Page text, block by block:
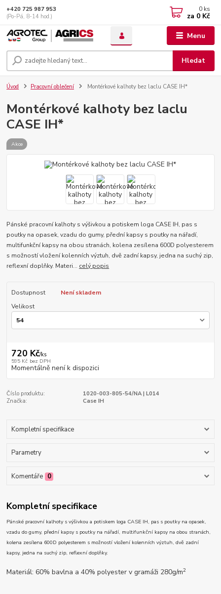
Menu
Hledat
+420 725 987 953
(Po-Pá, 8-14 hod.)
0 ks
za 0 Kč
Úvod Pracovní oblečení Montérkové kalhoty bez laclu CASE IH*
Montérkové kalhoty bez laclu
CASE IH*
Akce
Pánské pracovní kalhoty s výšivkou a potiskem loga CASE IH, pas s
poutky na opasek, vzadu do gumy, přední kapsy s poutky na nářadí,
multifunkční kapsy na obou stranách, kolena zesílena 600D polyesterem
s možností vložení kolenních výztuh, dvě zadní kapsy, jedna na suchý zip,
reflexní doplňky. Materi... celý popis
Dostupnost
Není skladem
Velikost
720 Kč/ks
595 Kč bez DPH
Momentálně není k dispozici
Číslo produktu:
1020-003-805-54/NA | L014
Značka:
Case IH
Kompletní specifikace
Parametry
Komentáře 0
Kompletní specifikace
Pánské pracovní kalhoty s výšivkou a potiskem loga CASE IH, pas s poutky na opasek,
vzadu do gumy, přední kapsy s poutky na nářadí, multifunkční kapsy na obou stranách,
kolena zesílena 600D polyesterem s možností vložení kolenních výztuh, dvě zadní
kapsy, jedna na suchý zip, reflexní doplňky.
Materiál: 60% bavlna a 40% polyester v gramáži 280g/m2